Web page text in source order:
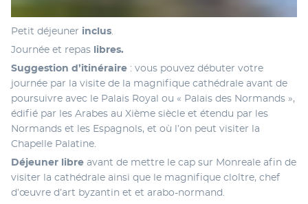
Petit déjeuner inclus.
Journée et repas
libres.
Suggestion d’itinéraire : vous pouvez débuter votre
journée par la visite de la magnifique cathédrale avant de
poursuivre avec le Palais Royal ou « Palais des Normands »,
édifié par les Arabes au Xième siècle et étendu par les
Normands et les Espagnols, et où l’on peut visiter la
Chapelle Palatine.
Déjeuner libre avant de mettre le cap sur Monreale afin de
visiter la cathédrale ainsi que le magnifique cloître, chef
d’œuvre d’art byzantin et et arabo-normand.